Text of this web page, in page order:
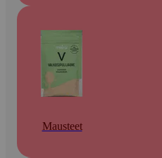
Mausteet